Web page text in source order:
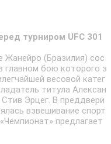
турниром UFC 301
Жанейро (Бразилия) сос
главном бою которого з
весовой катег
титула Алексан
Эрцег. В преддвери
взвешивание спорт
предлагает